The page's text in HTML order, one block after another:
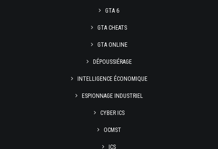
GTA 6
GTA CHEATS
GTA ONLINE
DÉPOUSSIÉRAGE
INTELLIGENCE ÉCONOMIQUE
ESPIONNAGE INDUSTRIEL
CYBER ICS
OCMST
ICS